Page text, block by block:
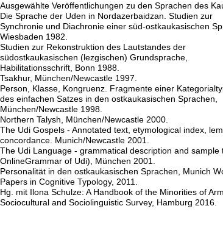
Ausgewählte Veröffentlichungen zu den Sprachen des
Die Sprache der Uden in Nordazerbaidzan. Studien zur
Synchronie und Diachronie einer süd-ostkaukasischen
Wiesbaden 1982.
Studien zur Rekonstruktion des Lautstandes der
südostkaukasischen (lezgischen) Grundsprache,
Habilitationsschrift, Bonn 1988.
Tsakhur, München/Newcastle 1997.
Person, Klasse, Kongruenz. Fragmente einer
des einfachen Satzes in den ostkaukasischen Sprachen,
München/Newcastle 1998.
Northern Talysh, München/Newcastle 2000.
The Udi Gospels - Annotated text, etymological index,
concordance. Munich/Newcastle 2001.
The Udi Language - grammatical description and sample
OnlineGrammar of Udi), München 2001.
Personalität in den ostkaukasischen Sprachen, Munich
Papers in Cognitive Typology, 2011.
Hg. mit Ilona Schulze: A Handbook of the Minorities of
Sociocultural and Sociolinguistic Survey, Hamburg 2016.